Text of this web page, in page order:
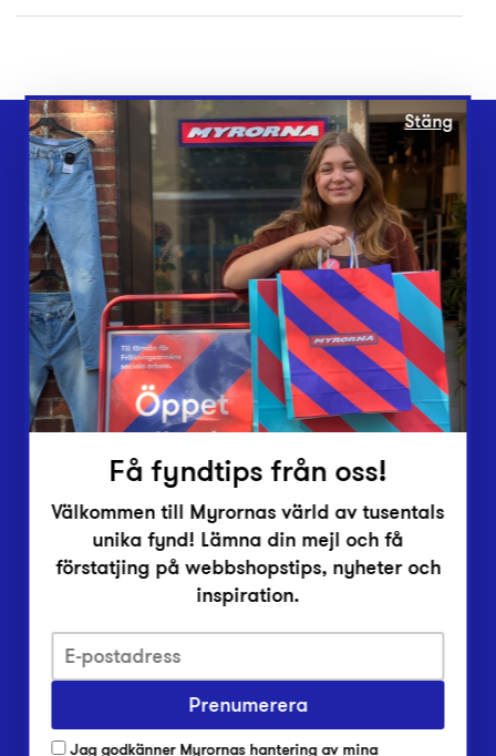
Webbshop
Butiker
Lämna in
Vårt överskott
Inlämningsplatser
Om Myrorna
Lediga jobb
Pressrum
Integritetsskyddspolicy
Har du frågor om onlineköp, leverans eller retur?
Stäng
Få fyndtips från oss!
Välkommen till Myrornas värld av tusentals
unika fynd! Lämna din mejl och få
förstatjing på webbshopstips, nyheter och
inspiration.
Prenumerera
Jag godkänner Myrornas hantering av mina